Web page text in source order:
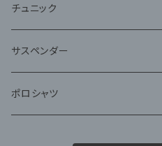
チュニック
サスペンダー
ポロシャツ